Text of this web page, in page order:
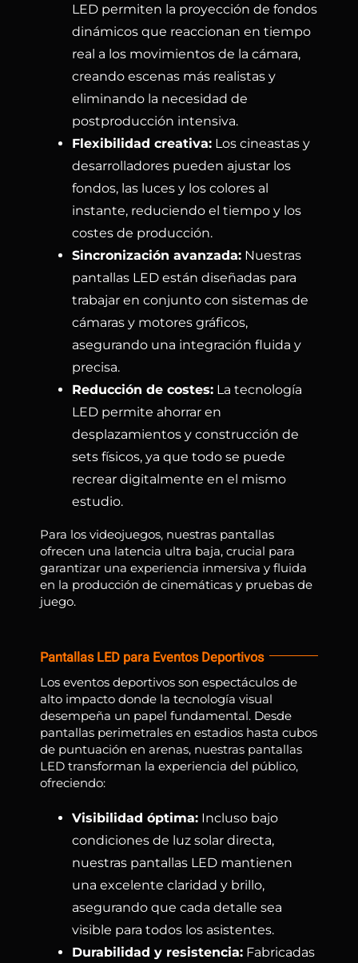
LED permiten la proyección de fondos
dinámicos que reaccionan en tiempo
real a los movimientos de la cámara,
creando escenas más realistas y
eliminando la necesidad de
postproducción intensiva.
Flexibilidad creativa:Los cineastas y
desarrolladores pueden ajustar los
fondos, las luces y los colores al
instante, reduciendo el tiempo y los
costes de producción.
Sincronización avanzada:Nuestras
pantallas LED están diseñadas para
trabajar en conjunto con sistemas de
cámaras y motores gráficos,
asegurando una integración fluida y
precisa.
Reducción de costes:La tecnología
LED permite ahorrar en
desplazamientos y construcción de
sets físicos, ya que todo se puede
recrear digitalmente en el mismo
estudio.
Para los videojuegos, nuestras pantallas
ofrecen una latencia ultra baja, crucial para
garantizar una experiencia inmersiva y fluida
en la producción de cinemáticas y pruebas de
juego.
Pantallas LED para Eventos Deportivos
Los eventos deportivos son espectáculos de
alto impacto donde la tecnología visual
desempeña un papel fundamental. Desde
pantallas perimetrales en estadios hasta cubos
de puntuación en arenas, nuestras pantallas
LED transforman la experiencia del público,
ofreciendo:
Visibilidad óptima:Incluso bajo
condiciones de luz solar directa,
nuestras pantallas LED mantienen
una excelente claridad y brillo,
asegurando que cada detalle sea
visible para todos los asistentes.
Durabilidad y resistencia:Fabricadas